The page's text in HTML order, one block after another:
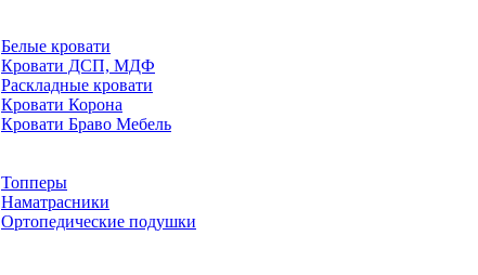
Белые кровати
Кровати ДСП, МДФ
Раскладные кровати
Кровати Корона
Кровати Браво Мебель
Топперы
Наматрасники
Ортопедические подушки